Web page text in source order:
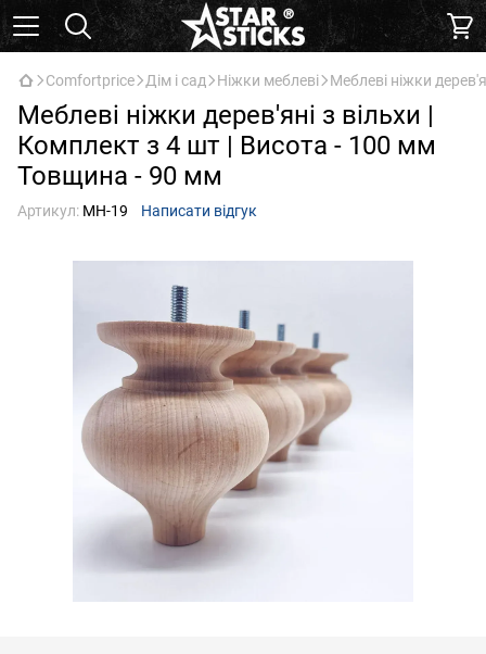
Comfortprice Дім і сад Ніжки меблеві Меблеві ніжки
Меблеві ніжки дерев'яні з вільхи |
Комплект з 4 шт | Висота - 100 мм
Товщина - 90 мм
Артикул: МН-19 Написати відгук